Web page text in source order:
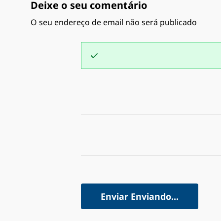
Deixe o seu comentário
O seu endereço de email não será publicado
Enviar Enviando...